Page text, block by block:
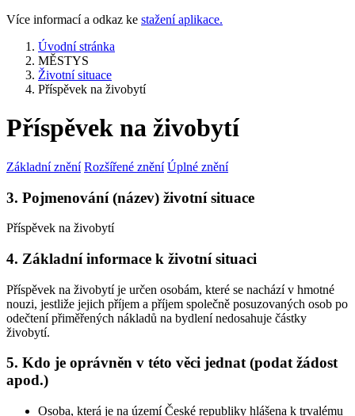
Více informací a odkaz ke stažení aplikace.
Úvodní stránka
MĚSTYS
Životní situace
Příspěvek na živobytí
Příspěvek na živobytí
Základní znění Rozšířené znění Úplné znění
3. Pojmenování (název) životní situace
Příspěvek na živobytí
4. Základní informace k životní situaci
Příspěvek na živobytí je určen osobám, které se nachází v hmotné
nouzi, jestliže jejich příjem a příjem společně posuzovaných osob po
odečtení přiměřených nákladů na bydlení nedosahuje částky
živobytí.
5. Kdo je oprávněn v této věci jednat (podat žádost
apod.)
Osoba, která je na území České republiky hlášena k trvalému